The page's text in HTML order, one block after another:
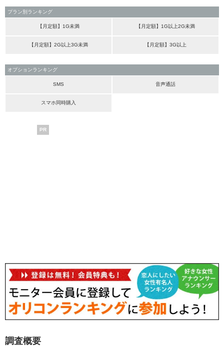
プラン別ランキング
【月定額】1G未満 【月定額】1G以上2G未満
【月定額】2G以上3G未満 【月定額】3G以上
オプションランキング
SMS 音声通話
スマホ同時購入
PR
調査概要